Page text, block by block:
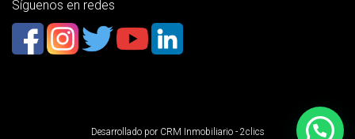
Síguenos en redes
Desarrollado por CRM Inmobiliario - 2clics